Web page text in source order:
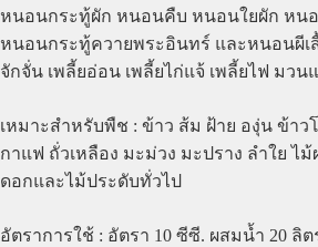
หนอนกระทู้ผัก หนอนคืบ หนอนใยผัก หน
หนอนกระทู้ควายพระอินทร์ และหนอนผีเ
จักจั่น เพลี้ยอ่อน เพลี้ยไก่แจ้ เพลี้ยไฟ มวน
เหมาะสำหรับพืช : ข้าว ส้ม ฝ้าย องุ่น ข้าว
กาแฟ ถั่วเหลือง มะม่วง มะปราง ลำใย ไม้
ดอกและไม้ประดับทั่วไป
อัตราการใช้ : อัตรา 10 ซีซี. ผสมน้ำ 20 ลิ